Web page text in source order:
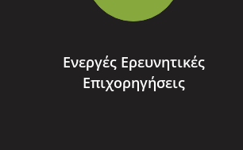
Ενεργές Ερευνητικές
Επιχορηγήσεις